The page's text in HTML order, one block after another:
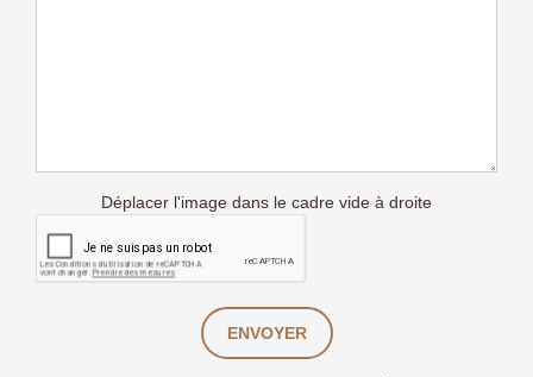
Déplacer l'image dans le cadre vide à droite
ENVOYER